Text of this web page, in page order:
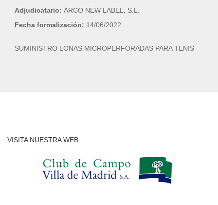
Adjudicatario: ARCO NEW LABEL, S.L.
Fecha formalización: 14/06/2022
SUMINISTRO LONAS MICROPERFORADAS PARA TENIS
VISITA NUESTRA WEB